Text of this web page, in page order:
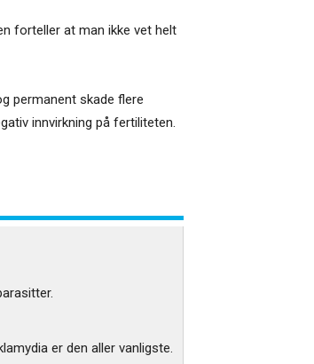
forteller at man ikke vet helt
permanent skade flere
innvirkning på fertiliteten.
er den aller vanligste.